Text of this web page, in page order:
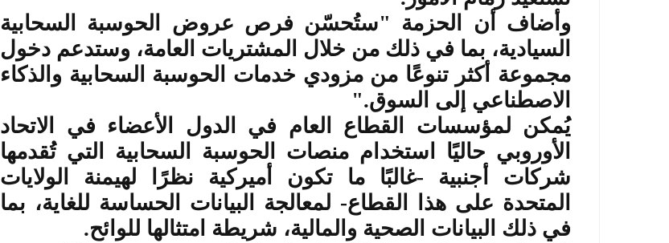
وأضاف أن الحزمة "ستُحسّن فرص عروض الحوسبة السحابية
السيادية، بما في ذلك من خلال المشتريات العامة، وستدعم دخول
مجموعة أكثر تنوعًا من مزودي خدمات الحوسبة السحابية والذكاء
الاصطناعي إلى السوق".
يُمكن لمؤسسات القطاع العام في الدول الأعضاء في الاتحاد
الأوروبي حاليًا استخدام منصات الحوسبة السحابية التي تُقدمها
شركات أجنبية -غالبًا ما تكون أميركية نظرًا لهيمنة الولايات
المتحدة على هذا القطاع- لمعالجة البيانات الحساسة للغاية، بما
في ذلك البيانات الصحية والمالية، شريطة امتثالها للوائح.